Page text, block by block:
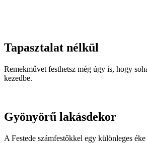
Tapasztalat nélkül
Remekművet festhetsz még úgy is, hogy
kezedbe.
Gyönyörű lakásdekor
A Festede számfestőkkel egy különleges